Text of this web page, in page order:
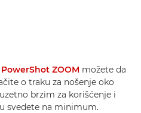
ZOOM možete da
o traku za nošenje oko
brzim za korišćenje i
svedete na minimum.